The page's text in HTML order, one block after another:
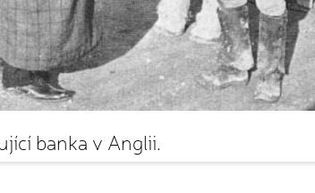
banka v Anglii.